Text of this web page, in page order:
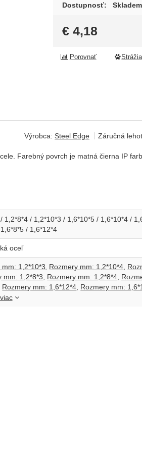
Dostupnosť: Skladem
€ 4,18
Porovnať
Výrobca: Steel Edge Záručná
Farebný povrch je matná čierna IP
1,2*8*4 / 1,2*10*3 / 1,6*10*5 / 1,6*10*4 /
/ 1,6*12*4
oceľ
mm: 1,2*10*3 Rozmery mm: 1,2*10*4
mm: 1,2*8*3
Rozmery mm: 1,2*8*4
Rozmery mm: 1,6*12*4 Rozmery mm: